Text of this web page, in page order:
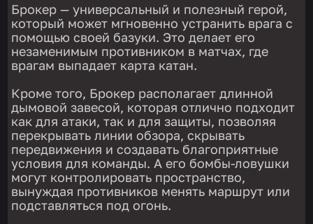
Брокер — универсальный и полезный герой,
который может мгновенно устранить врага с
помощью своей базуки. Это делает его
незаменимым противником в матчах, где
врагам выпадает карта катан.
Кроме того, Брокер располагает длинной
дымовой завесой, которая отлично подходит
как для атаки, так и для защиты, позволяя
перекрывать линии обзора, скрывать
передвижения и создавать благоприятные
условия для команды. А его бомбы-ловушки
могут контролировать пространство,
вынуждая противников менять маршрут или
подставляться под огонь.